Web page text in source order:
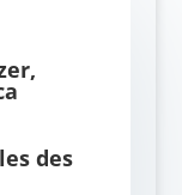
des